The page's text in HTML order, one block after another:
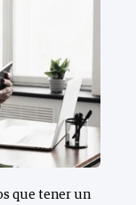
que tener un